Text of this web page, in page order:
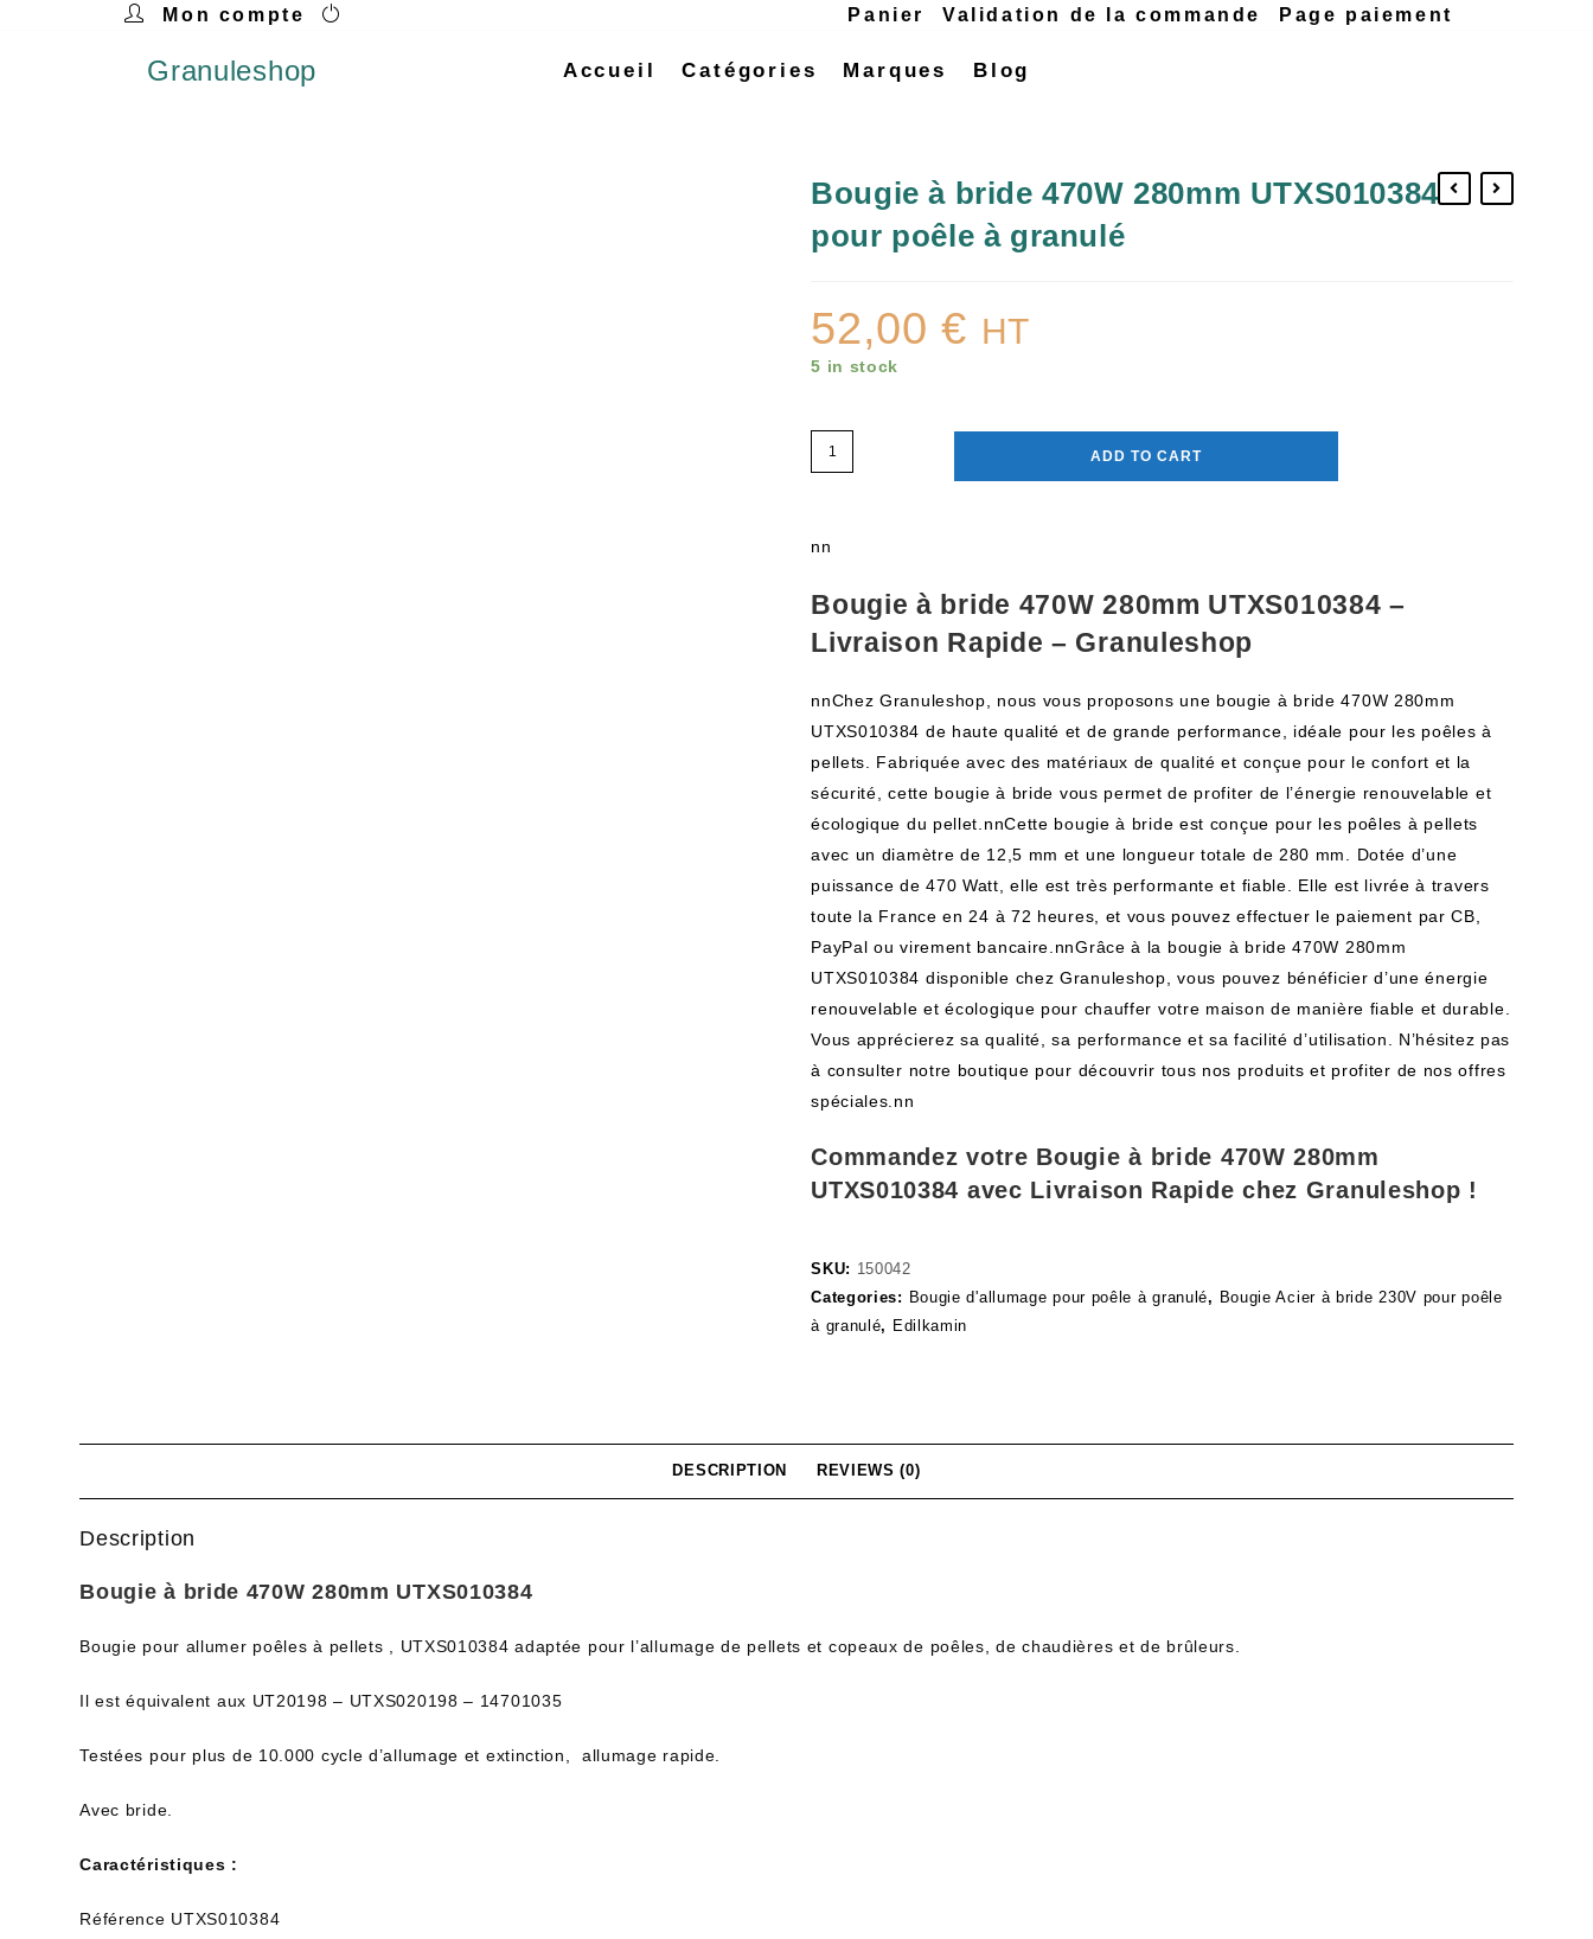
Panier Validation de la commande Page paiement
Mon compte
Granuleshop Accueil Catégories Marques Blog
Bougie à bride 470W 280mm UTXS010384
pour poêle à granulé
52,00€ HT
5 in stock
ADD TO CART
nn
Bougie à bride 470W 280mm UTXS010384 –
Livraison Rapide – Granuleshop
nnChez Granuleshop, nous vous proposons une bougie à bride 470W 280mm
UTXS010384 de haute qualité et de grande performance, idéale pour les poêles à
pellets. Fabriquée avec des matériaux de qualité et conçue pour le confort et la
sécurité, cette bougie à bride vous permet de profiter de l’énergie renouvelable et
écologique du pellet.nnCette bougie à bride est conçue pour les poêles à pellets
avec un diamètre de 12,5 mm et une longueur totale de 280 mm. Dotée d’une
puissance de 470 Watt, elle est très performante et fiable. Elle est livrée à travers
toute la France en 24 à 72 heures, et vous pouvez effectuer le paiement par CB,
PayPal ou virement bancaire.nnGrâce à la bougie à bride 470W 280mm
UTXS010384 disponible chez Granuleshop, vous pouvez bénéficier d’une énergie
renouvelable et écologique pour chauffer votre maison de manière fiable et durable.
Vous apprécierez sa qualité, sa performance et sa facilité d’utilisation. N’hésitez pas
à consulter notre boutique pour découvrir tous nos produits et profiter de nos offres
spéciales.nn
Commandez votre Bougie à bride 470W 280mm
UTXS010384 avec Livraison Rapide chez Granuleshop !
SKU: 150042
Categories: Bougie d'allumage pour poêle à granulé, Bougie Acier à bride 230V pour poêle
à granulé, Edilkamin
DESCRIPTION REVIEWS (0)
Description
Bougie à bride 470W 280mm UTXS010384
Bougie pour allumer poêles à pellets , UTXS010384 adaptée pour l’allumage de pellets et copeaux de poêles, de chaudières et de brûleurs.
Il est équivalent aux UT20198 – UTXS020198 – 14701035
Testées pour plus de 10.000 cycle d’allumage et extinction, allumage rapide.
Avec bride.
Caractéristiques :
Référence UTXS010384